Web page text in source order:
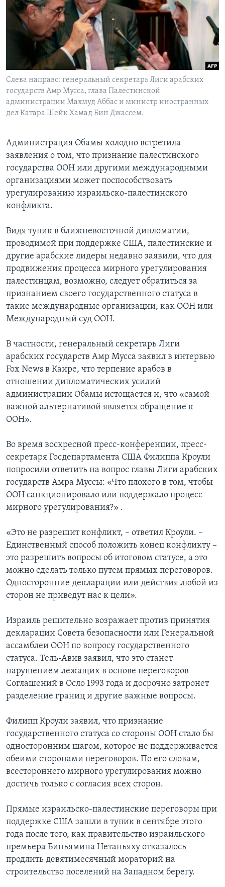
Learning English
СОЦИАЛЬНЫЕ СЕТИ
Языки
Слева направо: генеральный секретарь Лиги арабских
государств Амр Мусса, глава Палестинской
администрации Махмуд Аббас и министр иностранных
дел Катара Шейк Хамад Бин Джассем.
Администрация Обамы холодно встретила
заявления о том, что признание палестинского
государства ООН или другими международными
организациями может поспособствовать
урегулированию израильско-палестинского
конфликта.
Видя тупик в ближневосточной дипломатии,
проводимой при поддержке США, палестинские и
другие арабские лидеры недавно заявили, что для
продвижения процесса мирного урегулирования
палестинцам, возможно, следует обратиться за
признанием своего государственного статуса в
такие международные организации, как ООН или
Международный суд ООН.
В частности, генеральный секретарь Лиги
арабских государств Амр Мусса заявил в интервью
Fox News в Каире, что терпение арабов в
отношении дипломатических усилий
администрации Обамы истощается и, что «самой
важной альтернативой является обращение к
ООН».
Во время воскресной пресс-конференции, пресс-
секретаря Госдепартамента США Филиппа Кроули
попросили ответить на вопрос главы Лиги арабских
государств Амра Муссы: «Что плохого в том, чтобы
ООН санкционировало или поддержало процесс
мирного урегулирования?» .
«Это не разрешит конфликт, – ответил Кроули. –
Единственный способ положить конец конфликту –
это разрешить вопросы об итоговом статусе, а это
можно сделать только путем прямых переговоров.
Односторонние декларации или действия любой из
сторон не приведут нас к цели».
Израиль решительно возражает против принятия
декларации Совета безопасности или Генеральной
ассамблеи ООН по вопросу государственного
статуса. Тель-Авив заявил, что это станет
нарушением лежащих в основе переговоров
Соглашений в Осло 1993 года и досрочно затронет
разделение границ и другие важные вопросы.
Филипп Кроули заявил, что признание
государственного статуса со стороны ООН стало бы
односторонним шагом, которое не поддерживается
обеими сторонами переговоров. По его словам,
всестороннего мирного урегулирования можно
достичь только с согласия всех сторон.
Прямые израильско-палестинские переговоры при
поддержке США зашли в тупик в сентябре этого
года после того, как правительство израильского
премьера Биньямина Нетаньяху отказалось
продлить девятимесячный мораторий на
строительство поселений на Западном берегу.